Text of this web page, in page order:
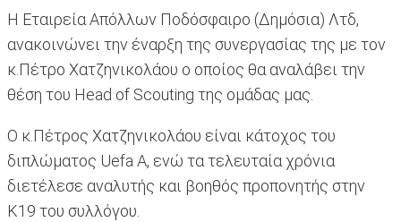
Η Εταιρεία Απόλλων Ποδόσφαιρο (Δημόσια) Λτδ,
ανακοινώνει την έναρξη της συνεργασίας της με τον
κ.Πέτρο Χατζηνικολάου ο οποίος θα αναλάβει την
θέση του Head of Scouting της ομάδας μας.
O κ.Πέτρος Χατζηνικολάου είναι κάτοχος του
διπλώματος Uefa A, ενώ τα τελευταία χρόνια
διετέλεσε αναλυτής και βοηθός προπονητής στην
Κ19 του συλλόγου.